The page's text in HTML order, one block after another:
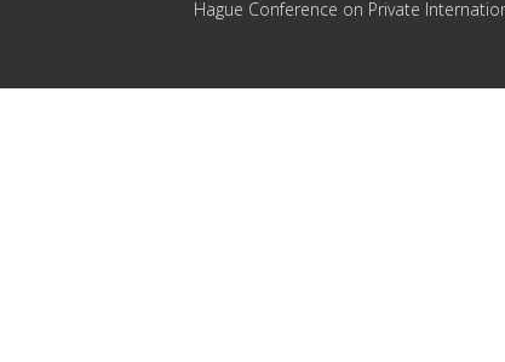
Hague Conference on Private